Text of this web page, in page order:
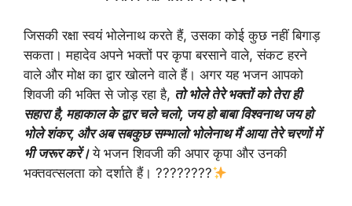
जिसकी रक्षा स्वयं भोलेनाथ करते हैं, उसका कोई कुछ नहीं बिगाड़
सकता। महादेव अपने भक्तों पर कृपा बरसाने वाले, संकट हरने
वाले और मोक्ष का द्वार खोलने वाले हैं। अगर यह भजन आपको
शिवजी की भक्ति से जोड़ रहा है, तो भोले तेरे भक्तों को तेरा ही
सहारा है, महाकाल के द्वार चले चलो, जय हो बाबा विश्वनाथ जय हो
भोले शंकर, और अब सबकुछ सम्भालो भोलेनाथ मैं आया तेरे चरणों में
भी जरूर करें।ये भजन शिवजी की अपार कृपा और उनकी
भक्तवत्सलता को दर्शाते हैं। ????????